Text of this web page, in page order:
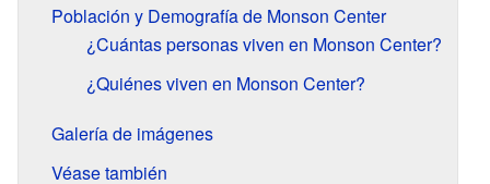
Población y Demografía de Monson Center
¿Cuántas personas viven en Monson Center?
¿Quiénes viven en Monson Center?
Galería de imágenes
Véase también